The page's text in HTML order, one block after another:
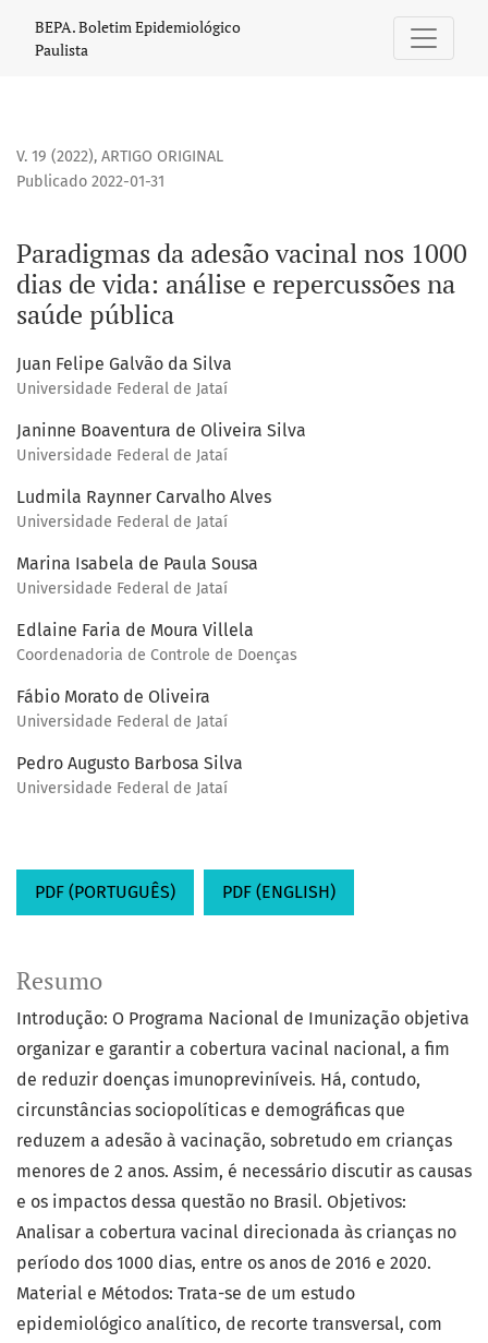
Paradigmas da adesão vacinal nos 1000 dias de vida:
BEPA. Boletim Epidemiológico
Paulista
V. 19 (2022), ARTIGO ORIGINAL
Paradigmas da adesão vacinal nos 1000
dias de vida: análise e repercussões na
saúde pública
Publicado 2022-01-31
Juan Felipe Galvão da Silva
Universidade Federal de Jataí
Janinne Boaventura de Oliveira Silva
Universidade Federal de Jataí
Ludmila Raynner Carvalho Alves
Universidade Federal de Jataí
Marina Isabela de Paula Sousa
Universidade Federal de Jataí
Edlaine Faria de Moura Villela
Coordenadoria de Controle de Doenças
Fábio Morato de Oliveira
Universidade Federal de Jataí
Pedro Augusto Barbosa Silva
Universidade Federal de Jataí
PDF (PORTUGUÊS) PDF (ENGLISH)
Resumo
Introdução: O Programa Nacional de Imunização objetiva
organizar e garantir a cobertura vacinal nacional, a fim
de reduzir doenças imunopreviníveis. Há, contudo,
circunstâncias sociopolíticas e demográficas que
reduzem a adesão à vacinação, sobretudo em crianças
menores de 2 anos. Assim, é necessário discutir as causas
e os impactos dessa questão no Brasil. Objetivos:
Analisar a cobertura vacinal direcionada às crianças no
período dos 1000 dias, entre os anos de 2016 e 2020.
Material e Métodos: Trata-se de um estudo
epidemiológico analítico, de recorte transversal, com